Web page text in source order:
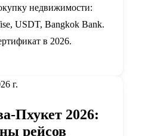
недвижимости:
USDT, Bangkok Bank.
в 2026.
г.
Пхукет 2026:
рейсов